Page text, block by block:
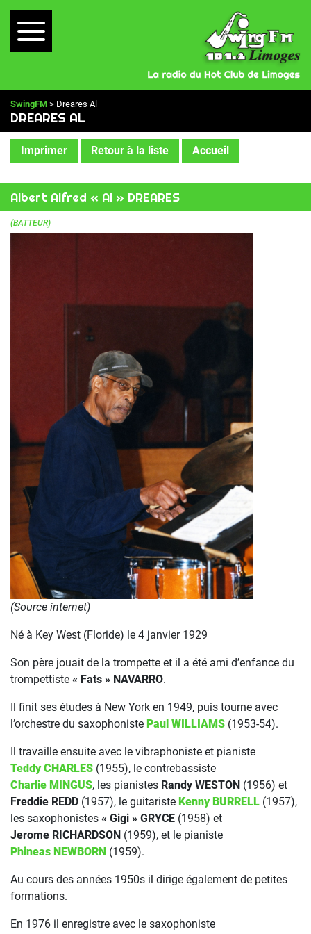
SwingFM > Dreares Al
DREARES AL
Imprimer Retour à la liste Accueil
Albert Alfred « Al » DREARES
(BATTEUR)
(Source internet)
Né à Key West (Floride) le 4 janvier 1929
Son père jouait de la trompette et il a été ami d’enfance du
trompettiste « Fats » NAVARRO.
Il finit ses études à New York en 1949, puis tourne avec
l’orchestre du saxophoniste Paul WILLIAMS (1953-54).
Il travaille ensuite avec le vibraphoniste et pianiste
Teddy CHARLES (1955), le contrebassiste
Charlie MINGUS, les pianistes Randy WESTON (1956) et
Freddie REDD (1957), le guitariste Kenny BURRELL (1957),
les saxophonistes « Gigi » GRYCE (1958) et
Jerome RICHARDSON (1959), et le pianiste
Phineas NEWBORN (1959).
Au cours des années 1950s il dirige également de petites
formations.
En 1976 il enregistre avec le saxophoniste